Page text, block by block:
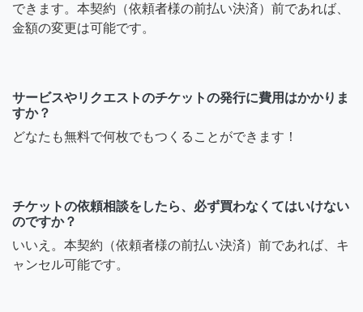
できます。本契約（依頼者様の前払い決済）前であれば、
金額の変更は可能です。
サービスやリクエストのチケットの発行に費用はかかりま
すか？
どなたも無料で何枚でもつくることができます！
チケットの依頼相談をしたら、必ず買わなくてはいけない
のですか？
いいえ。本契約（依頼者様の前払い決済）前であれば、キ
ャンセル可能です。